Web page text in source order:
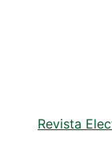
Revista